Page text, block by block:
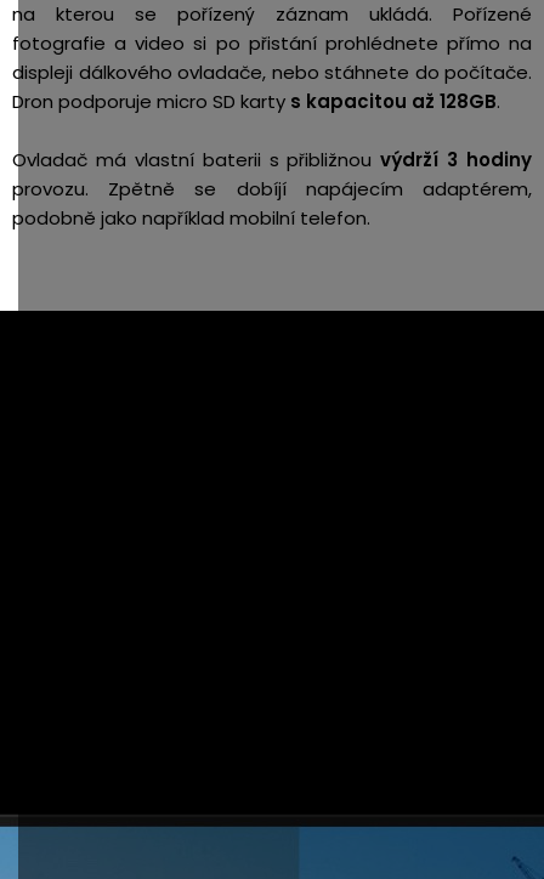
na kterou se pořízený záznam ukládá. Pořízené
fotografie a video si po přistání prohlédnete přímo na
displeji dálkového ovladače, nebo stáhnete do počítače.
Dron podporuje micro SD karty s kapacitou až 128GB.
Ovladač má vlastní baterii s přibližnouvýdrží 3 hodiny
provozu. Zpětně se dobíjí napájecím adaptérem,
podobně jako například mobilní telefon.